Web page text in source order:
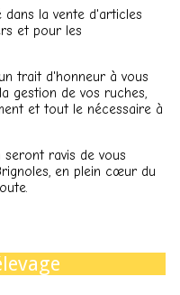
dans la vente d'articles
et pour les
trait d'honneur à vous
gestion de vos ruches,
et tout le nécessaire à
seront ravis de vous
en plein cœur du